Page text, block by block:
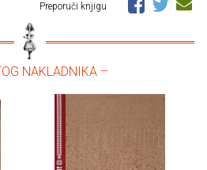
Preporuči knjigu
NAKLADNIKA –